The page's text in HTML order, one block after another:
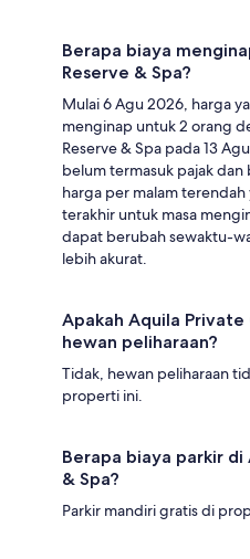
Berapa biaya
Reserve & Spa?
Mulai 6 Agu 2026, harga
menginap untuk 2 orang
Reserve & Spa pada 13
belum termasuk pajak dan
harga per malam
terakhir untuk masa
dapat berubah sewaktu-
lebih akurat.
Apakah Aquila Private
hewan peliharaan?
Tidak, hewan peliharaan
properti ini.
Berapa biaya parkir di
& Spa?
Parkir mandiri gratis di